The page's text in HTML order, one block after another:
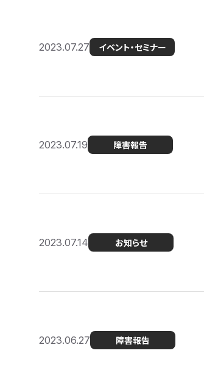
2023.07.27 イベント・セミナー
2023.07.19 障害報告
2023.07.14 お知らせ
2023.06.27 障害報告